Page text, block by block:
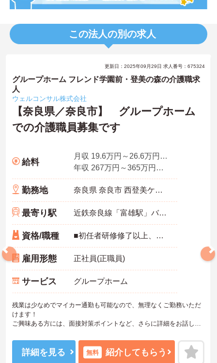
この法人の別の求人
更新日：2025年09月29日 求人番号：675324
グループホーム フレンド学園前・登美の森の介護職求
人
ウェルコンサル株式会社
【奈良県／奈良市】 グループホーム
での介護職員募集です
給料
月収 19.6万円～26.6万円夜勤4回分、資格手当込
年収 267万円～365万円賞与2.0ヶ月分の場合
勤務地 奈良県 奈良市 西登美ケ丘7-13-31
最寄り駅 近鉄奈良線「富雄駅」バス・車8分
資格/職種 ■初任者研修修了以上、または介護福祉士資格※無資格の場合は取得見込みがあれば可
雇用形態 正社員(正職員)
サービス グループホーム
残業は少なめでマイカー通勤も可能なので、無理なくご勤務いただ
けます！
ご興味ある方には、面接対策ポイントなど、さらに詳細をお話しい
詳細を見る 無料 紹介してもらう